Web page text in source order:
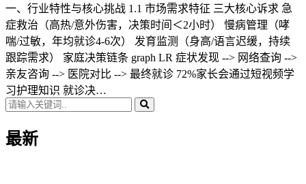
一、行业特性与核心挑战 1.1 市场需求特征 三大核心诉求 急
症救治（高热/意外伤害，决策时间＜2小时） 慢病管理（哮
喘/过敏，年均就诊4-6次） 发育监测（身高/语言迟缓，持续
跟踪需求） 家庭决策链条 graph LR 症状发现 --> 网络查询 -->
亲友咨询 --> 医院对比 --> 最终就诊 72%家长会通过短视频学
习护理知识 就诊决…
最新